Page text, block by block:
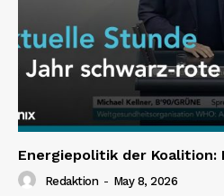
Energiepolitik der Koalition:
Redaktion - May 8, 2026